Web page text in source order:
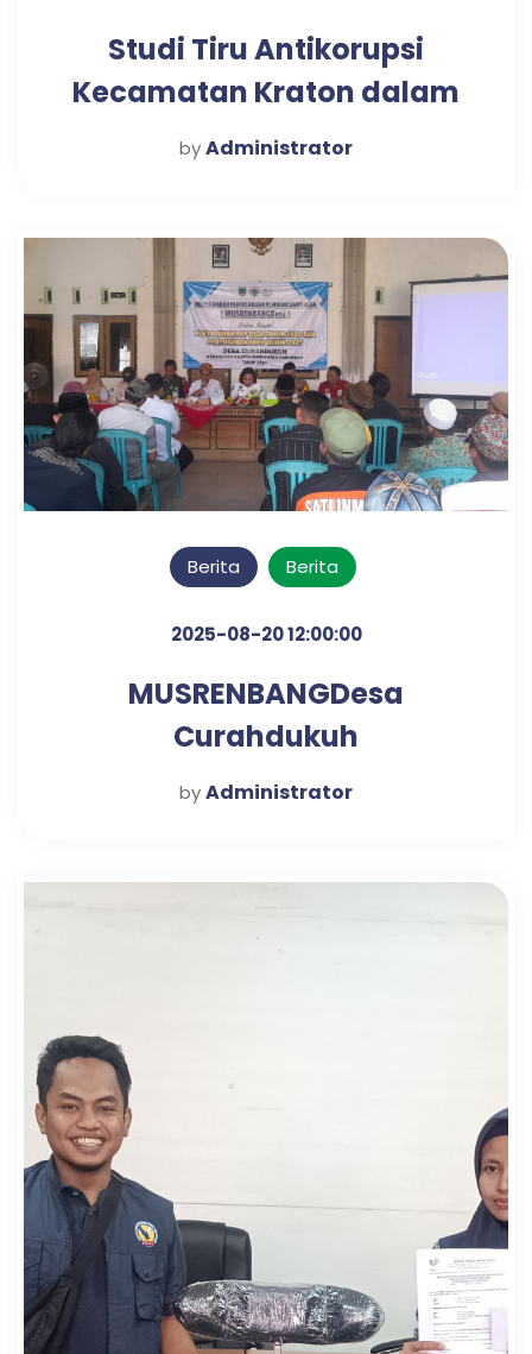
Studi Tiru Antikorupsi
Kecamatan Kraton dalam
Mewujudkan Pelayanan
byAdministrator
Berita Berita
2025-08-20 12:00:00
MUSRENBANGDesa
Curahdukuh
byAdministrator